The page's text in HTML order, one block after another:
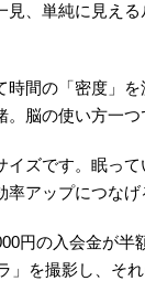
、単純に見え
時間の「密度」
脳の使い方一
ズです。眠っ
アップにつなげ
円の入会金が
を撮影し、